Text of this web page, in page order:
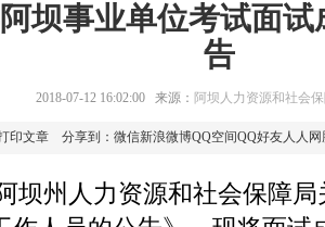
坝事业单位考试面
告
2018-07-12 16:02:00 来源： 阿坝人力资源和社会
印文章 分享到： 微信新浪微博QQ空间QQ好友人人网
坝州人力资源和社会保障